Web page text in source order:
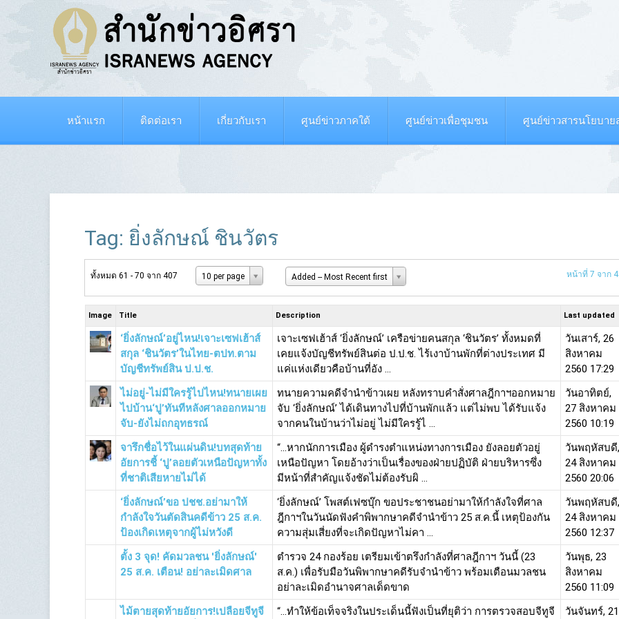
หน้าแรก ติดต่อเรา เกี่ยวกับเรา ศูนย์ข่าวภาคใต้ ศูนย์ข่าวเพื่อชุมชน ศูนย์ข่าวสารนโยบา
Tag: ยิ่งลักษณ์ ชินวัตร
ทั้งหมด 61 - 70 จาก 407 10 per page Added -- Most Recent first หน้าที่ 7 จาก
Image Title Description Last updated
‘ยิ่งลักษณ์’อยู่ไหน!เจาะเซฟเฮ้าส์
สกุล ‘ชินวัตร’ในไทย-ตปท.ตาม
บัญชีทรัพย์สิน ป.ป.ช.
เจาะเซฟเฮ้าส์ ‘ยิ่งลักษณ์’ เครือข่ายคนสกุล ‘ชินวัตร’ ทั้งหมดที่
เคยแจ้งบัญชีทรัพย์สินต่อ ป.ป.ช. ไร้เงาบ้านพักที่ต่างประเทศ มี
แค่แห่งเดียวคือบ้านที่อัง ...
วันเสาร์, 26
สิงหาคม
2560 17:29
ไม่อยู่-ไม่มีใครรู้ไปไหน!ทนายเผย
ไปบ้าน‘ปู’ทันทีหลังศาลออกหมาย
จับ-ยังไม่ถกอุทธรณ์
ทนายความคดีจำนำข้าวเผย หลังทราบคำสั่งศาลฎีกาฯออกหมาย
จับ ‘ยิ่งลักษณ์’ ได้เดินทางไปที่บ้านพักแล้ว แต่ไม่พบ ได้รับแจ้ง
จากคนในบ้านว่าไม่อยู่ ไม่มีใครรู้ไ ...
วันอาทิตย์,
27 สิงหาคม
2560 10:19
จารึกชื่อไว้ในแผ่นดิน!บทสุดท้าย
อัยการชี้ ‘ปู’ลอยตัวเหนือปัญหาทั้ง
ที่ชาติเสียหายไม่ได้
“…หากนักการเมือง ผู้ดำรงตำแหน่งทางการเมือง ยังลอยตัวอยู่
เหนือปัญหา โดยอ้างว่าเป็นเรื่องของฝ่ายปฏิบัติ ฝ่ายบริหารซึ่ง
มีหน้าที่สำคัญแจ้งชัดไม่ต้องรับผิ ...
วันพฤหัสบดี,
24 สิงหาคม
2560 20:06
‘ยิ่งลักษณ์’ขอ ปชช.อย่ามาให้
กำลังใจวันตัดสินคดีข้าว 25 ส.ค.
ป้องเกิดเหตุจากผู้ไม่หวังดี
‘ยิ่งลักษณ์’ โพสต์เฟซบุ๊ก ขอประชาชนอย่ามาให้กำลังใจที่ศาล
ฎีกาฯในวันนัดฟังคำพิพากษาคดีจำนำข้าว 25 ส.ค.นี้ เหตุป้องกัน
ความสุ่มเสี่ยงที่จะเกิดปัญหาไม่คา ...
วันพฤหัสบดี,
24 สิงหาคม
2560 12:37
ตั้ง 3 จุด! คัดมวลชน 'ยิ่งลักษณ์'
25 ส.ค. เตือน! อย่าละเมิดศาล
ตำรวจ 24 กองร้อย เตรียมเข้าตรึงกำลังที่ศาลฎีกาฯ วันนี้ (23
ส.ค.) เพื่อรับมือวันพิพากษาคดีรับจำนำข้าว พร้อมเตือนมวลชน
อย่าละเมิดอำนาจศาลเด็ดขาด
วันพุธ, 23
สิงหาคม
2560 11:09
ไม้ตายสุดท้ายอัยการ!เปลือยจีทูจี
“…ทำให้ข้อเท็จจริงในประเด็นนี้ฟังเป็นที่ยุติว่า การตรวจสอบจีทูจี วันจันทร์, 21